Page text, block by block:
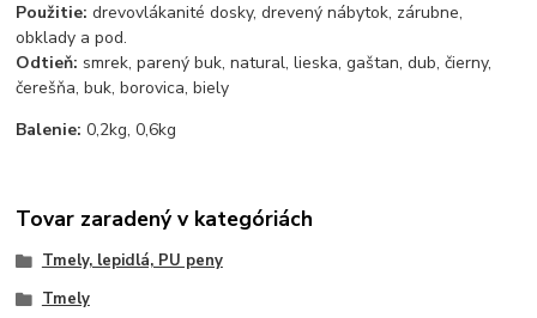
Použitie: drevovlákanité dosky, drevený nábytok, zárubne,
obklady a pod.
Odtieň: smrek, parený buk, natural, lieska, gaštan, dub, čierny,
čerešňa, buk, borovica, biely
Balenie:0,2kg, 0,6kg
Tovar zaradený v kategóriách
Tmely, lepidlá, PU peny
Tmely